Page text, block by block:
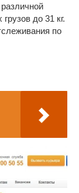
до 31 кг.
по